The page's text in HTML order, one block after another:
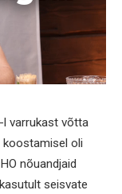
l varrukast võtta
koostamisel oli
nõuandjaid
seisvate